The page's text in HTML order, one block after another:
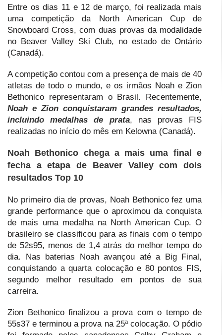
Entre os dias 11 e 12 de março, foi realizada mais
uma competição da North American Cup de
Snowboard Cross, com duas provas da modalidade
no Beaver Valley Ski Club, no estado de Ontário
(Canadá).
A competição contou com a presença de mais de 40
atletas de todo o mundo, e os irmãos Noah e Zion
Bethonico representaram o Brasil. Recentemente,
Noah e Zion conquistaram grandes resultados,
incluindo medalhas de prata, nas provas FIS
realizadas no início do mês em Kelowna (Canadá).
Noah Bethonico chega a mais uma final e
fecha a etapa de Beaver Valley com dois
resultados Top 10
No primeiro dia de provas, Noah Bethonico fez uma
grande performance que o aproximou da conquista
de mais uma medalha na North American Cup. O
brasileiro se classificou para as finais com o tempo
de 52s95, menos de 1,4 atrás do melhor tempo do
dia. Nas baterias Noah avançou até a Big Final,
conquistando a quarta colocação e 80 pontos FIS,
segundo melhor resultado em pontos de sua
carreira.
Zion Bethonico finalizou a prova com o tempo de
55s37 e terminou a prova na 25ª colocação. O pódio